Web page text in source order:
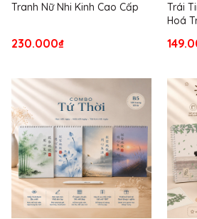
Tranh Nữ Nhi Kinh Cao Cấp
230.000₫
Trái
Hoá